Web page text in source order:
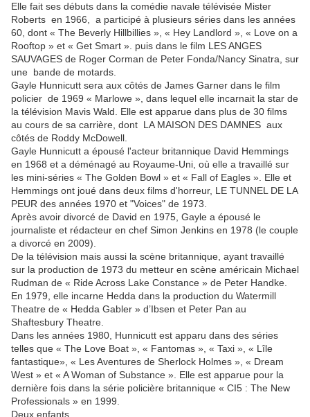
Elle fait ses débuts dans la comédie navale télévisée Mister
Roberts en 1966, a participé à plusieurs séries dans les années
60, dont « The Beverly Hillbillies », « Hey Landlord », « Love on a
Rooftop » et « Get Smart ». puis dans le film LES ANGES
SAUVAGES de Roger Corman de Peter Fonda/Nancy Sinatra, sur
une bande de motards.
Gayle Hunnicutt sera aux côtés de James Garner dans le film
policier de 1969 « Marlowe », dans lequel elle incarnait la star de
la télévision Mavis Wald. Elle est apparue dans plus de 30 films
au cours de sa carrière, dont LA MAISON DES DAMNES aux
côtés de Roddy McDowell.
Gayle Hunnicutt a épousé l'acteur britannique David Hemmings
en 1968 et a déménagé au Royaume-Uni, où elle a travaillé sur
les mini-séries « The Golden Bowl » et « Fall of Eagles ». Elle et
Hemmings ont joué dans deux films d'horreur, LE TUNNEL DE LA
PEUR des années 1970 et "Voices" de 1973.
Après avoir divorcé de David en 1975, Gayle a épousé le
journaliste et rédacteur en chef Simon Jenkins en 1978 (le couple
a divorcé en 2009).
De la télévision mais aussi la scène britannique, ayant travaillé
sur la production de 1973 du metteur en scène américain Michael
Rudman de « Ride Across Lake Constance » de Peter Handke.
En 1979, elle incarne Hedda dans la production du Watermill
Theatre de « Hedda Gabler » d’Ibsen et Peter Pan au
Shaftesbury Theatre.
Dans les années 1980, Hunnicutt est apparu dans des séries
telles que « The Love Boat », « Fantomas », « Taxi », « Lîle
fantastique», « Les Aventures de Sherlock Holmes », « Dream
West » et « A Woman of Substance ». Elle est apparue pour la
dernière fois dans la série policière britannique « CI5 : The New
Professionals » en 1999.
Deux enfants.